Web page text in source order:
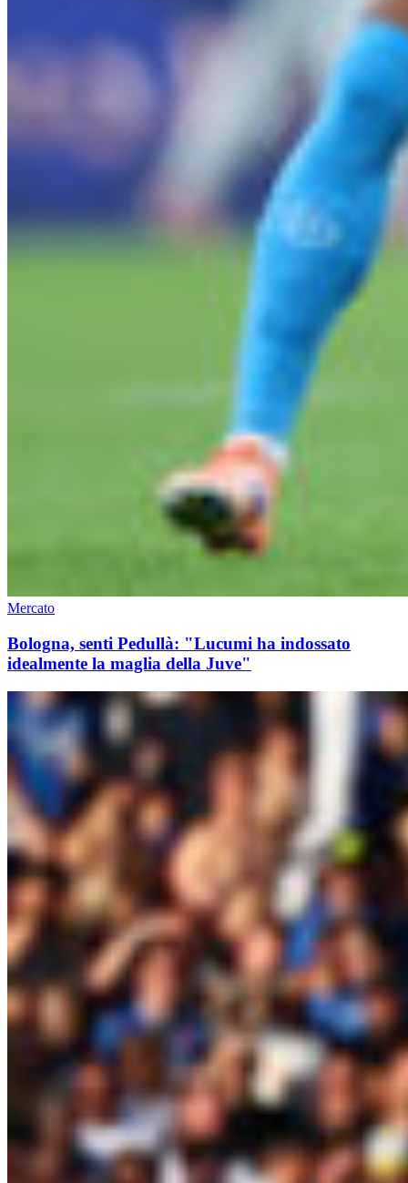
Mercato
Bologna, senti Pedullà: "Lucumi ha indossato
idealmente la maglia della Juve"